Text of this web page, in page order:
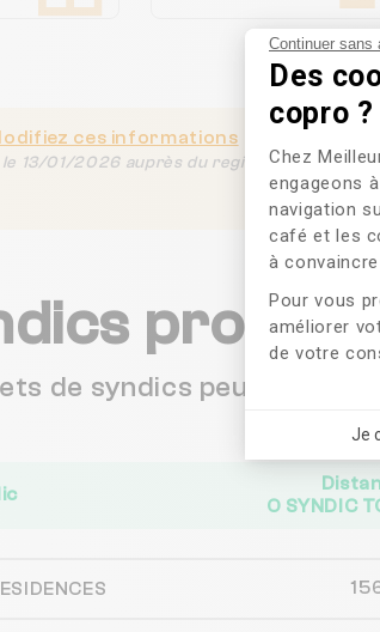
Continuer sans
Des
copro ?
Chez
engageons
navigation
café et les
à
Pour vous
améliorer
de votre
Je
ces informations
13/01/2026 auprès du registre des
de syndics peuvent
O SYNDIC